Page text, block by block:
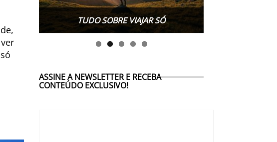
TUDO SOBRE VIAJAR SÓ
TUDO SOBRE WORK EXCHANGE
ASSINE A NEWSLETTER E RECEBA
CONTEÚDO EXCLUSIVO!